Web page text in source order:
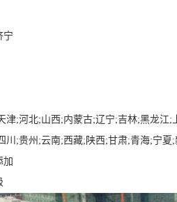
宁
津;河北;山西;内蒙古;辽宁;吉林;黑龙江
川;贵州;云南;西藏;陕西;甘肃;青海;宁夏;
加